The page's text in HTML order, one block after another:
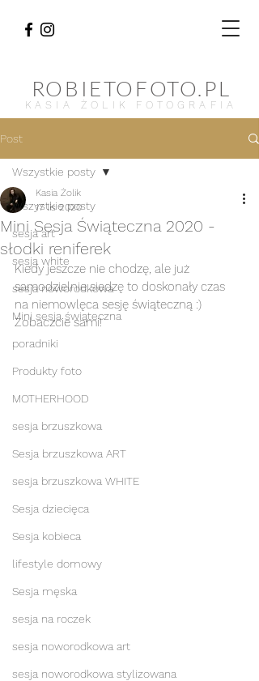
ROBIETOFOTO.PL
KASIA ŻOLIK FOTOGRAFIA
Post
Wszystkie posty
sesja art
sesja white
sesja noworodkowa
Mini sesja świąteczna
poradniki
Produkty foto
MOTHERHOOD
sesja brzuszkowa
Sesja brzuszkowa ART
sesja brzuszkowa WHITE
Sesja dziecięca
Sesja kobieca
lifestyle domowy
Sesja męska
sesja na roczek
sesja noworodkowa art
sesja noworodkowa stylizowana
Wszystkie posty
Mini Sesja Świąteczna 2020 -
słodki reniferek
Kasia Żolik
17 lis 2020
Kiedy jeszcze nie chodzę, ale już
samodzielnie siedzę to doskonały czas
na niemowlęca sesję świąteczną :)
Zobaczcie sami!